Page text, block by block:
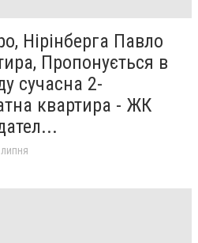
Нірінберга Павло
Пропонується в
сучасна 2-
квартира - ЖК